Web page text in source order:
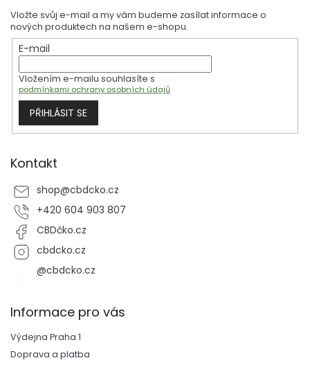
Vložte svůj e-mail a my vám budeme zasílat informace o
nových produktech na našem e-shopu.
E-mail
Vložením e-mailu souhlasíte s
podmínkami ochrany osobních údajů
PŘIHLÁSIT SE
Kontakt
shop@cbdcko.cz
+420 604 903 807
CBDčko.cz
cbdcko.cz
@cbdcko.cz
Informace pro vás
Výdejna Praha 1
Doprava a platba